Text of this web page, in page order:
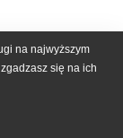
na najwyższym
się na ich